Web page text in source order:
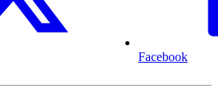
Facebook